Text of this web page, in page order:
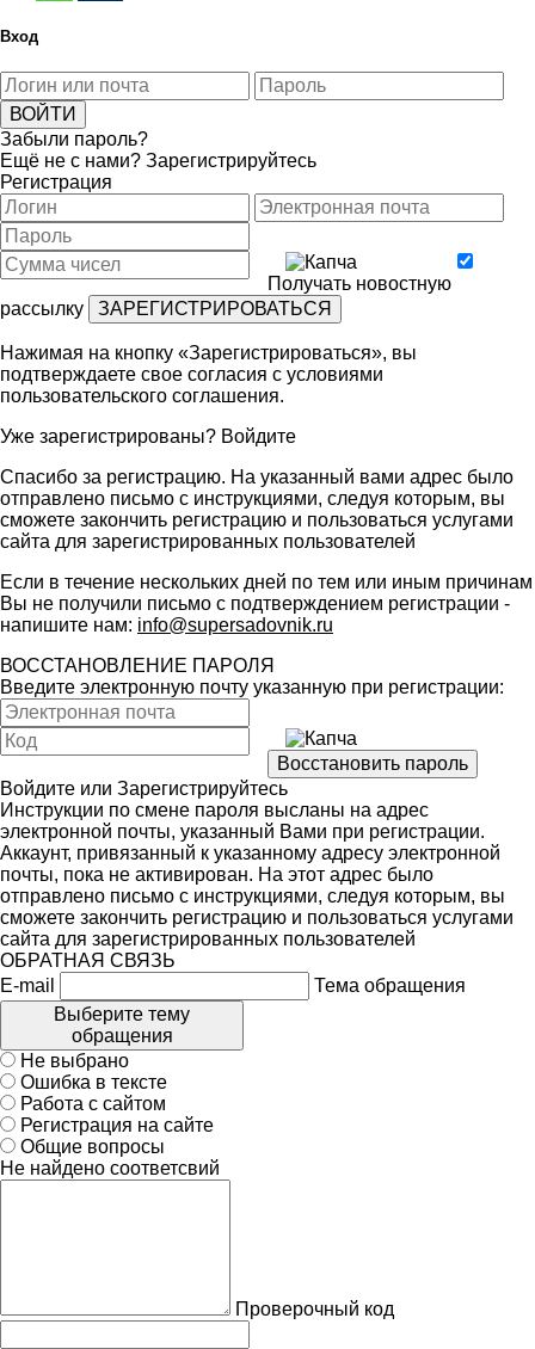
Вход
Забыли пароль?
Ещё не с нами? Зарегистрируйтесь
Регистрация
Получать новостную
рассылку
Нажимая на кнопку «Зарегистрироваться», вы
подтверждаете свое согласия с условиями
пользовательского соглашения.
Уже зарегистрированы? Войдите
Спасибо за регистрацию. На указанный вами адрес было
отправлено письмо с инструкциями, следуя которым, вы
сможете закончить регистрацию и пользоваться услугами
сайта для зарегистрированных пользователей
Если в течение нескольких дней по тем или иным причинам
Вы не получили письмо с подтверждением регистрации -
напишите нам: info@supersadovnik.ru
ВОССТАНОВЛЕНИЕ ПАРОЛЯ
Введите электронную почту указанную при регистрации:
Войдите или Зарегистрируйтесь
Инструкции по смене пароля высланы на адрес
электронной почты, указанный Вами при регистрации.
Аккаунт, привязанный к указанному адресу электронной
почты, пока не активирован. На этот адрес было
отправлено письмо с инструкциями, следуя которым, вы
сможете закончить регистрацию и пользоваться услугами
сайта для зарегистрированных пользователей
ОБРАТНАЯ СВЯЗЬ
E-mail
Тема обращения
Выберите тему
обращения
Не выбрано
Ошибка в тексте
Работа с сайтом
Регистрация на сайте
Общие вопросы
Не найдено соответсвий
Проверочный код